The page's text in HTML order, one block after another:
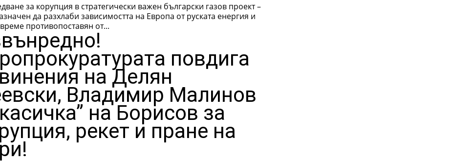
за корупция в стратегически важен български газов проект –
да разхлаби зависимостта на Европа от руската енергия и
противопоставян от...
повдига
на Делян
Владимир Малинов
на Борисов за
рекет и пране на